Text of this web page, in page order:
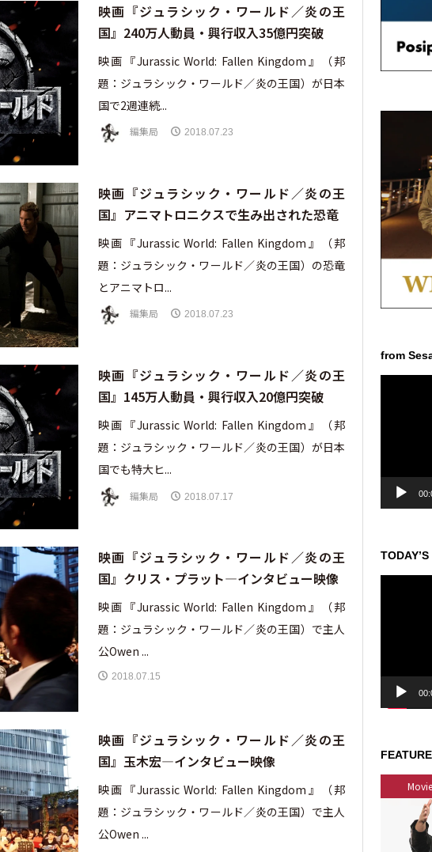
映画『ジュラシック・ワールド／炎の王
国』240万人動員・興行収入35億円突破
映画『Jurassic World: Fallen Kingdom』（邦
題：ジュラシック・ワールド／炎の王国）が日本
国で2週連続...
編集局 2018.07.23
映画『ジュラシック・ワールド／炎の王
国』アニマトロニクスで生み出された恐竜
映画『Jurassic World: Fallen Kingdom』（邦
題：ジュラシック・ワールド／炎の王国）の恐竜
とアニマトロ...
編集局 2018.07.23
映画『ジュラシック・ワールド／炎の王
国』145万人動員・興行収入20億円突破
映画『Jurassic World: Fallen Kingdom』（邦
題：ジュラシック・ワールド／炎の王国）が日本
国でも特大ヒ...
編集局 2018.07.17
映画『ジュラシック・ワールド／炎の王
国』クリス・プラット―インタビュー映像
映画『Jurassic World: Fallen Kingdom』（邦
題：ジュラシック・ワールド／炎の王国）で主人
公Owen ...
2018.07.15
映画『ジュラシック・ワールド／炎の王
国』玉木宏―インタビュー映像
映画『Jurassic World: Fallen Kingdom』（邦
題：ジュラシック・ワールド／炎の王国）で主人
公Owen ...
from
Movie